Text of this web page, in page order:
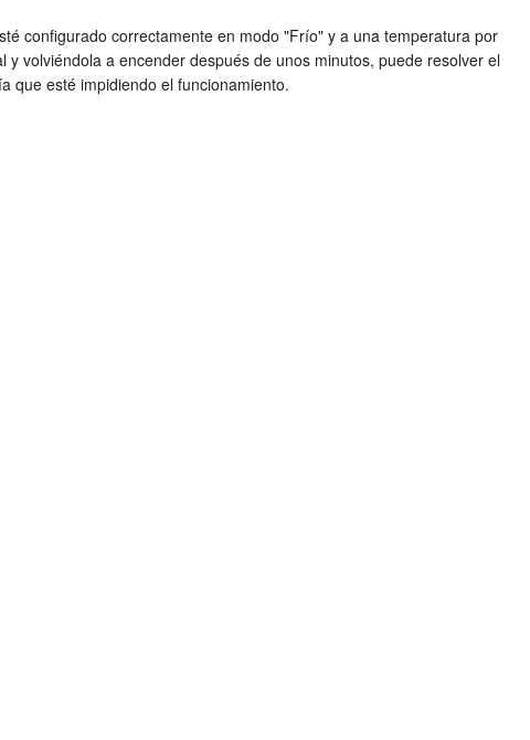
configurado correctamente en modo "Frío" y a una temperatura por
volviéndola a encender después de unos minutos, puede resolver el
que esté impidiendo el funcionamiento.